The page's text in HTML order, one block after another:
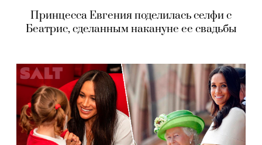
Принцесса Евгения поделилась селфи с
Беатрис, сделанным накануне ее свадьбы